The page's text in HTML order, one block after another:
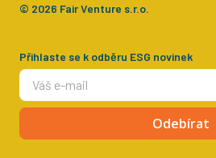
© 2026 Fair Venture s.r.o.
Přihlaste se k odběru ESG novinek
Odebírat